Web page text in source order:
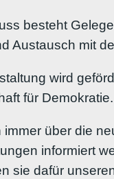
besteht
Austausch mit
wird
für Demokratie.
immer über die
informiert
sie dafür